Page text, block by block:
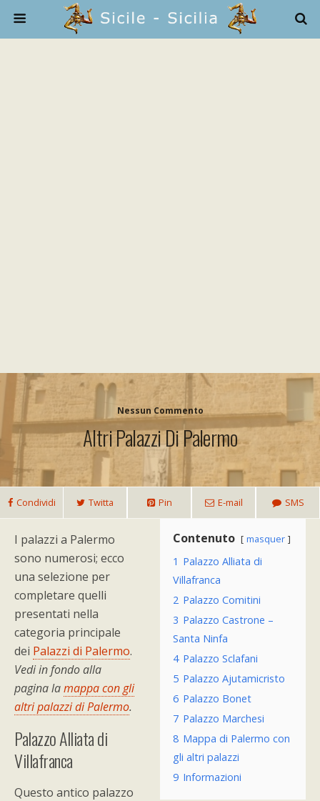
Nessun Commento
Altri Palazzi Di Palermo
Condividi Twitta Pin E-mail SMS
Contenuto masquer
1 Palazzo Alliata di
Villafranca
2 Palazzo Comitini
3 Palazzo Castrone –
Santa Ninfa
4 Palazzo Sclafani
5 Palazzo Ajutamicristo
6 Palazzo Bonet
7 Palazzo Marchesi
8 Mappa di Palermo con
gli altri palazzi
9 Informazioni
I palazzi a Palermo
sono numerosi; ecco
una selezione per
completare quelli
presentati nella
categoria principale
dei Palazzi di Palermo.
Vedi in fondo alla
pagina lamappa con gli
altri palazzi di Palermo.
Palazzo Alliata di
Villafranca
Questo antico palazzo